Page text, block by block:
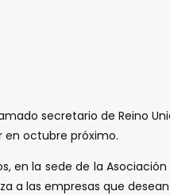
secretario de Reino
en octubre próximo.
en la sede de la
a las empresas que